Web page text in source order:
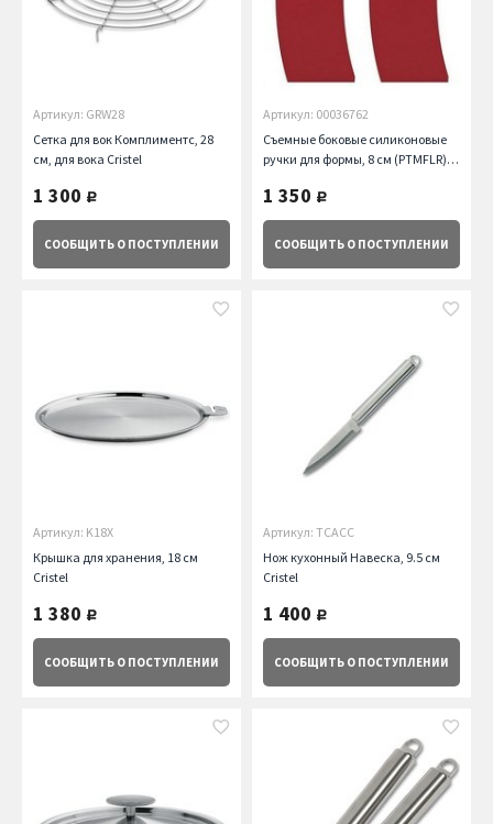
Артикул: GRW28
Сетка для вок Комплиментс, 28
см, для вока Cristel
1 300 руб.
СООБЩИТЬ О ПОСТУПЛЕНИИ
Артикул: 00036762
Съемные боковые силиконовые
ручки для формы, 8 см (PTMFLR), 2
1 350 руб.
СООБЩИТЬ О ПОСТУПЛЕНИИ
Артикул: K18X
Крышка для хранения, 18 см
Cristel
1 380 руб.
СООБЩИТЬ О ПОСТУПЛЕНИИ
Артикул: TCACC
Нож кухонный Навеска, 9.5 см
Cristel
1 400 руб.
СООБЩИТЬ О ПОСТУПЛЕНИИ